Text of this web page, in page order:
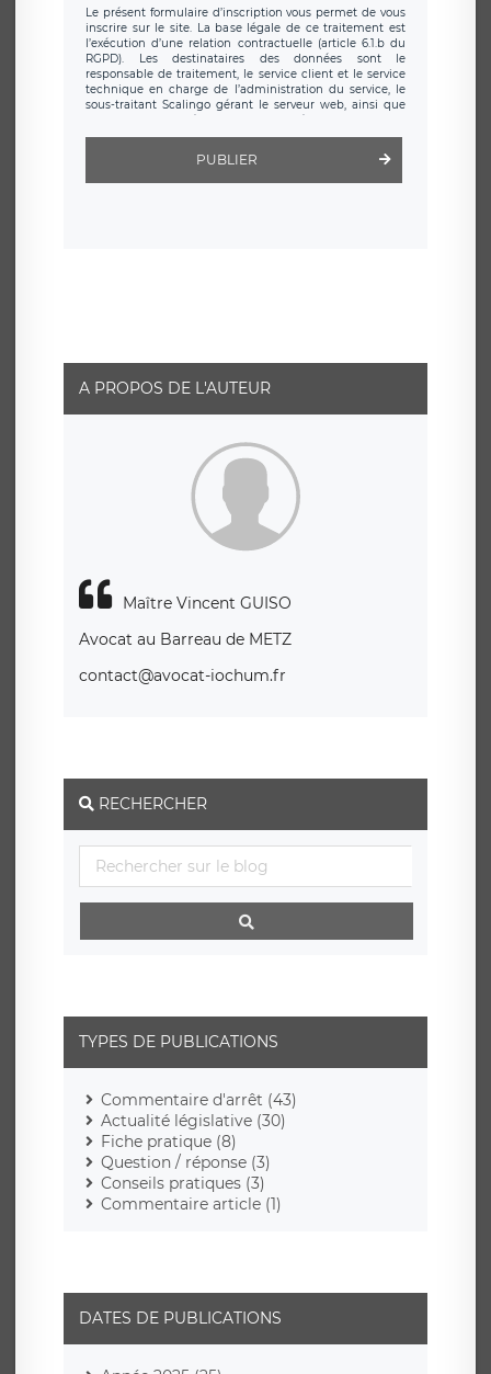
Le présent formulaire d’inscription vous permet de vous
inscrire sur le site. La base légale de ce traitement est
l’exécution d’une relation contractuelle (article 6.1.b du
RGPD). Les destinataires des données sont le
responsable de traitement, le service client et le service
technique en charge de l’administration du service, le
sous-traitant Scalingo gérant le serveur web, ainsi que
toute personne légalement autorisée. Le formulaire
d’inscription est hébergé sur un serveur hébergé par
clauses de
protection conformes au RGPD
. Les données collectées
sont conservées jusqu’à ce que l’Internaute en sollicite la
rue Léopold Sédar Senghor, joignable à l’adresse mail :
responsabledetraitement@legavox.fr. Vous avez
également le droit d’introduire une réclamation auprès
d’une autorité de contrôle.
PUBLIER
A PROPOS DE L'AUTEUR
Maître Vincent GUISO
Avocat au Barreau de METZ
contact@avocat-iochum.fr
RECHERCHER
TYPES DE PUBLICATIONS
Commentaire d'arrêt (43)
Actualité législative (30)
Fiche pratique (8)
Question / réponse (3)
Conseils pratiques (3)
Commentaire article (1)
DATES DE PUBLICATIONS